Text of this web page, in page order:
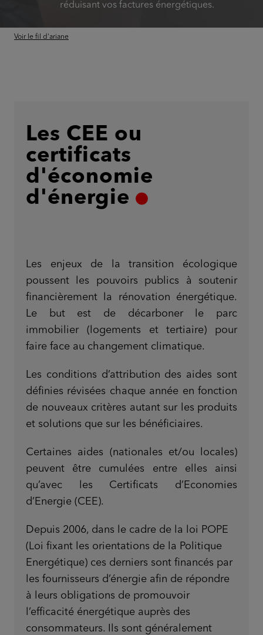
bâtiment historique
réduisant vos factures énergétiques.
Voir le fil d'ariane
Les CEE ou
certificats
d'économie
d'énergie
Les enjeux de la transition écologique
poussent les pouvoirs publics à soutenir
financièrement la rénovation énergétique.
Le but est de décarboner le parc
immobilier (logements et tertiaire) pour
faire face au changement climatique.
Les conditions d’attribution des aides sont
définies révisées chaque année en fonction
de nouveaux critères autant sur les produits
et solutions que sur les bénéficiaires.
Certaines aides (nationales et/ou locales)
peuvent être cumulées entre elles ainsi
qu’avec les Certificats d’Economies
d’Energie (CEE).
Depuis 2006, dans le cadre de la loi POPE
(Loi fixant les orientations de la Politique
Energétique) ces derniers sont financés par
les fournisseurs d’énergie afin de répondre
à leurs obligations de promouvoir
l’efficacité énergétique auprès des
consommateurs. Ils sont généralement